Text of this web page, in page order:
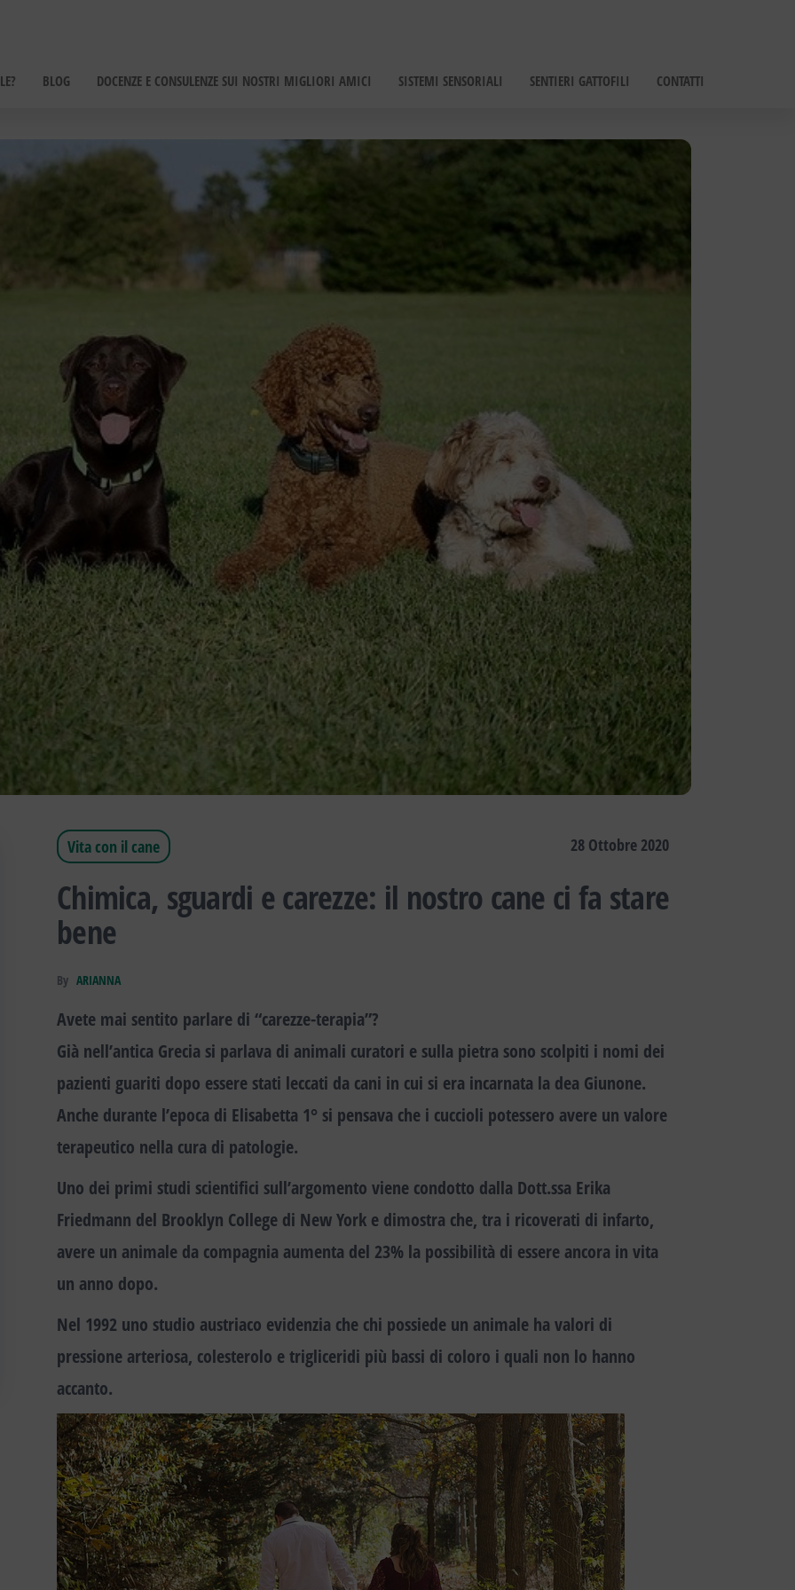
BLOG DOCENZE E CONSULENZE SUI NOSTRI MIGLIORI AMICI SISTEMI SENSORIALI SENTIERI GATTOFILI CONTATTI
Vita con il cane 28 Ottobre 2020
Chimica, sguardi e carezze: il nostro cane ci fa stare
bene
By ARIANNA
Avete mai sentito parlare di “carezze-terapia”?
Già nell’antica Grecia si parlava di animali curatori e sulla pietra sono scolpiti i nomi dei
pazienti guariti dopo essere stati leccati da cani in cui si era incarnata la dea Giunone.
Anche durante l’epoca di Elisabetta 1° si pensava che i cuccioli potessero avere un valore
terapeutico nella cura di patologie.
Uno dei primi studi scientifici sull’argomento viene condotto dalla Dott.ssa Erika
Friedmann del Brooklyn College di New York e dimostra che, tra i ricoverati di infarto,
avere un animale da compagnia aumenta del 23% la possibilità di essere ancora in vita
un anno dopo.
Nel 1992 uno studio austriaco evidenzia che chi possiede un animale ha valori di
pressione arteriosa, colesterolo e trigliceridi più bassi di coloro i quali non lo hanno
accanto.